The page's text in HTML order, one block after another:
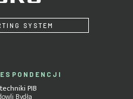
SYSTEM
PIB